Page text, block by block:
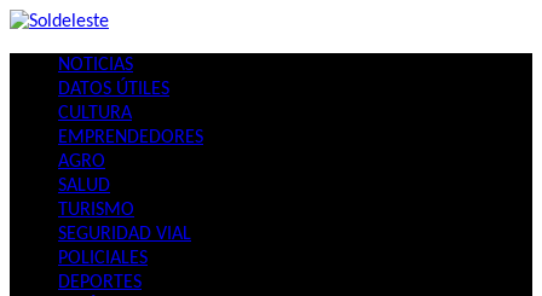
Skip
contentNOTICIAS
DATOS ÚTILES
CULTURA
EMPRENDEDORES
AGRO
SALUD
TURISMO
SEGURIDAD VIAL
POLICIALES
DEPORTES